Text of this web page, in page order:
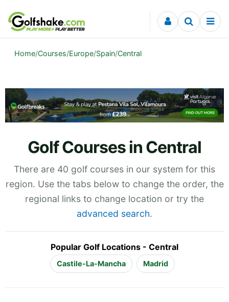
Skip to content
Home/Courses/Europe/Spain/Central
Golf Courses in Central
There are 40 golf courses in our system for this
region. Use the tabs below to change the order, the
regional links to change location or try the
advanced search.
Popular Golf Locations - Central
Castile-La-Mancha Madrid